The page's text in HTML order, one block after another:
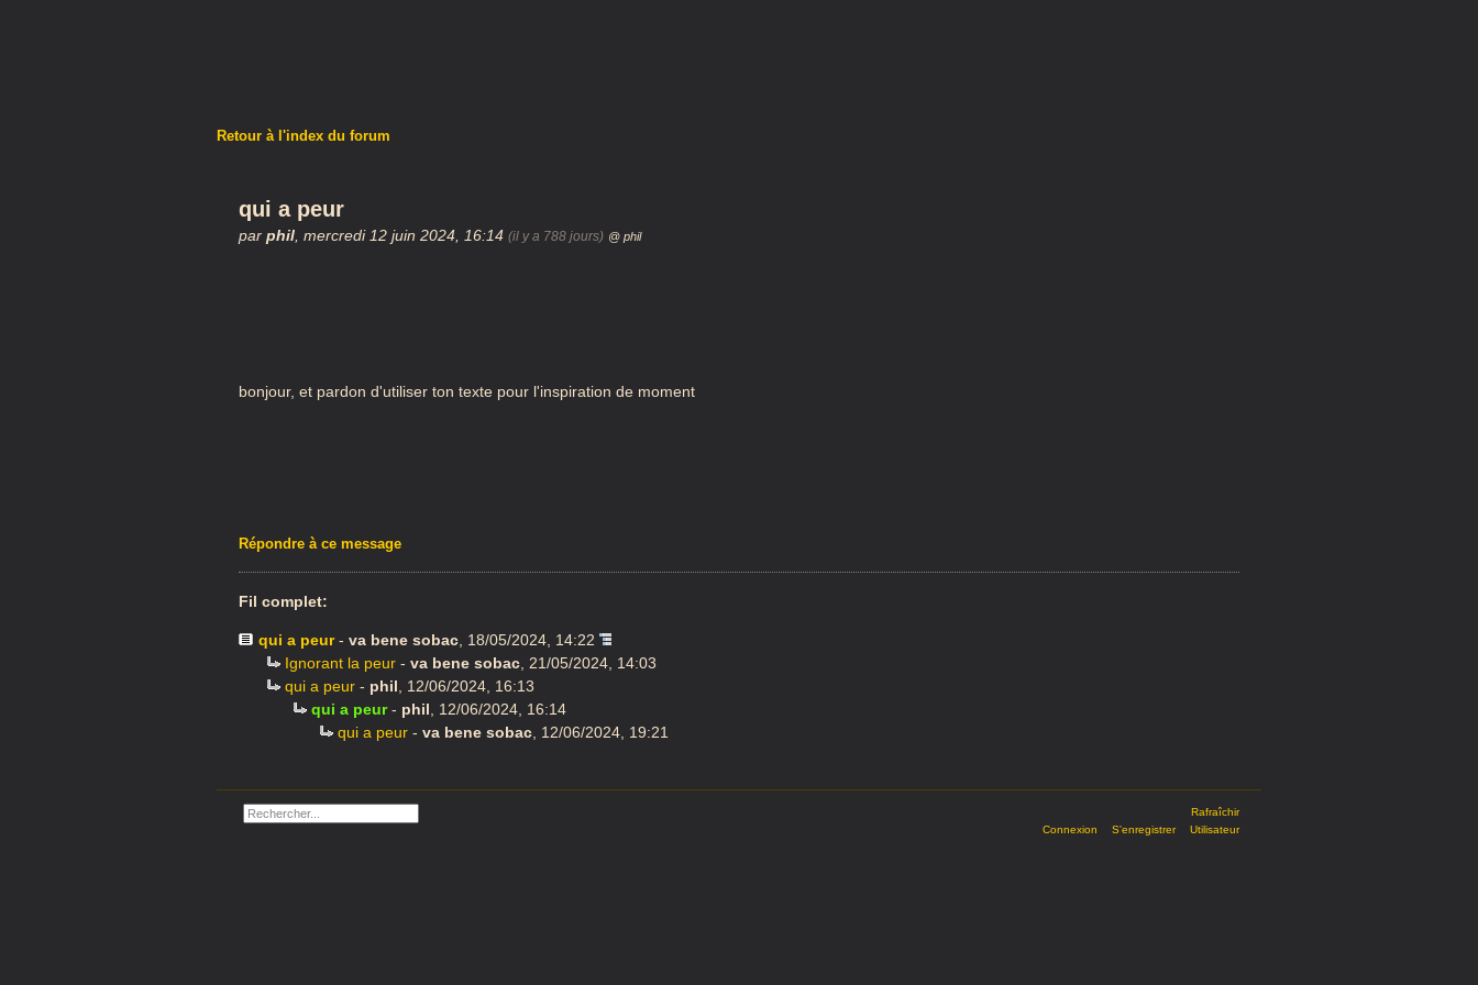
Retour à l'index du forum
qui a peur
par phil mercredi 12 juin 2024, 16:14 (il y a 788 jours) @ phil
bonjour, et pardon d'utiliser ton texte pour l'inspiration de moment
Répondre à ce message
Fil complet:
qui a peur- va bene sobac 18/05/2024, 14:22
Ignorant la peur - va bene sobac 21/05/2024, 14:03
qui a peur - phil
12/06/2024, 16:13
qui a peur- phil
12/06/2024, 16:14
qui a peur - va bene sobac 12/06/2024, 19:21
Rafraîchir
Connexion
S'enregistrer Utilisateur